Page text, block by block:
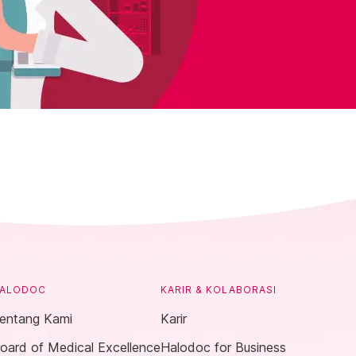
Kami
of Medical Excellence
KARIR & KOLABORASI
Karir
Halodoc for Business